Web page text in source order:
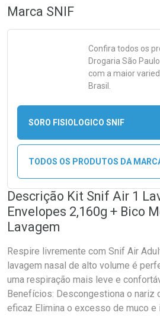
Marca SNIF
Confira todos os
Drogaria São
com a maior
Brasil.
SORO FISIOLOGICO SNIF
TODOS OS PRODUTOS DA
Descrição Kit Snif Air 1
Envelopes 2,160g + Bico
Lavagem
Respire livremente com Snif Air
lavagem nasal de alto volume é
uma respiração mais leve e
Benefícios: Descongestiona o nariz
eficaz Elimina o excesso de muco e